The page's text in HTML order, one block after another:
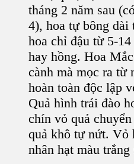
tháng 2 năm sau
4), hoa tự bông
hoa chỉ đậu từ 5-
hay hồng. Hoa
cành mà mọc ra từ
hoàn toàn độc lập
Quả hình trái đào
chín vỏ quả
quả khô tự nứt. Vỏ
nhân hạt màu trắng